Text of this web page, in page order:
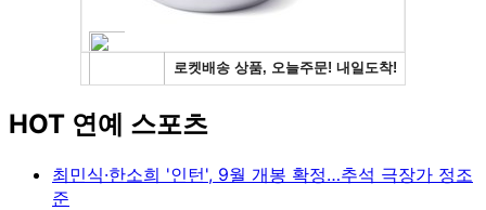
HOT 연예 스포츠
최민식·한소희 '인턴', 9월 개봉 확정…추석 극장가 정조
준